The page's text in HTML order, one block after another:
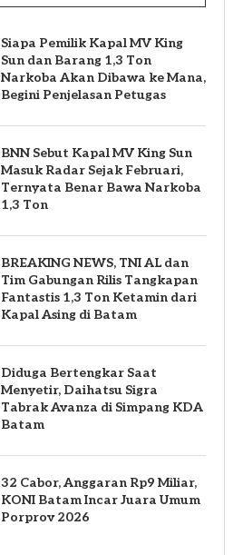
Siapa Pemilik Kapal MV King
Sun dan Barang 1,3 Ton
Narkoba Akan Dibawa ke Mana,
Begini Penjelasan Petugas
BNN Sebut Kapal MV King Sun
Masuk Radar Sejak Februari,
Ternyata Benar Bawa Narkoba
1,3 Ton
BREAKING NEWS, TNI AL dan
Tim Gabungan Rilis Tangkapan
Fantastis 1,3 Ton Ketamin dari
Kapal Asing di Batam
Diduga Bertengkar Saat
Menyetir, Daihatsu Sigra
Tabrak Avanza di Simpang KDA
Batam
32 Cabor, Anggaran Rp9 Miliar,
KONI Batam Incar Juara Umum
Porprov 2026